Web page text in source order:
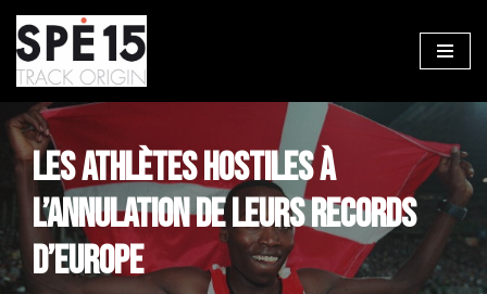
Aller
au
contenu
LES ATHLÈTES HOSTILES À
L’ANNULATION DE LEURS RECORDS
D’EUROPE